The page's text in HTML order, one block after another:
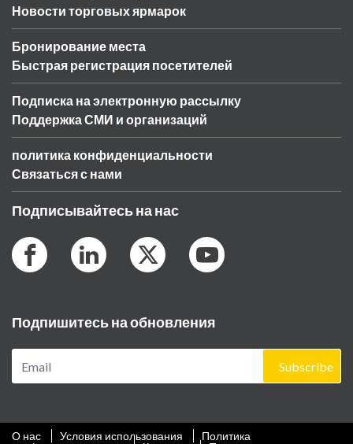
Новости торговых ярмарок
Бронирование места
Быстрая регистрация посетителей
Подписка на электронную рассылку
Поддержка СМИ и организаций
политика конфиденциальности
Связаться с нами
Подписывайтесь на нас
Подпишитесь на обновления
Subscribe
О нас Условия использования
Политика